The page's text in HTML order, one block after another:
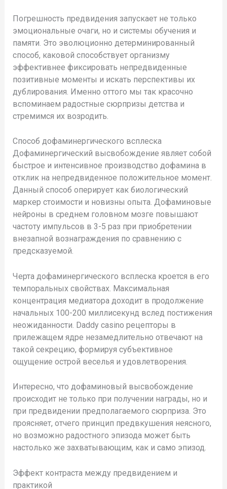
Погрешность предвидения запускает не только
эмоциональные очаги, но и системы обучения и
памяти. Это эволюционно детерминированный
способ, каковой способствует организму
эффективнее фиксировать непредвиденные
позитивные моменты и искать перспективы их
дублирования. Именно оттого мы так красочно
вспоминаем радостные сюрпризы детства и
стремимся их возродить.
Способ дофаминергического всплеска
Дофаминергический высвобождение являет собой
быстрое и интенсивное производство дофамина в
отклик на непредвиденное положительное момент.
Данный способ оперирует как биологический
маркер стоимости и новизны опыта. Дофаминовые
нейроны в среднем головном мозге повышают
частоту импульсов в 3-5 раз при приобретении
внезапной вознаграждения по сравнению с
предсказуемой.
Черта дофаминергического всплеска кроется в его
темпоральных свойствах. Максимальная
концентрация медиатора доходит в продолжение
начальных 100-200 миллисекунд вслед постижения
неожиданности. Daddy casino рецепторы в
прилежащем ядре незамедлительно отвечают на
такой секрецию, формируя субъективное
ощущение острой веселья и удовлетворения.
Интересно, что дофаминовый высвобождение
происходит не только при получении награды, но и
при предвидении предполагаемого сюрприза. Это
проясняет, отчего принцип предвкушения неясного,
но возможно радостного эпизода может быть
настолько же захватывающим, как и само эпизод.
Эффект контраста между предвидением и
практикой